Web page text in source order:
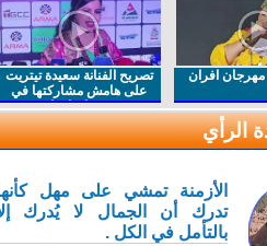
افران
تصريح الفنانة سعيدة تيتريت
على هامش مشاركتها في
مهرجان افران
الرأي
الأزمنة تمشي على مهل كأنها
تدرك أن الجمال لا يُدرك إلا
بالتأمل في الكل .